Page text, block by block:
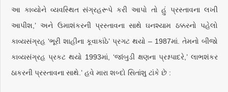
આ કાવ્યોને વ્યવસ્થિત સંગ્રહરૂપે કરી આપો તો હું પ્રસ્તાવના લખી
આપીશ,’ અને ઉમાશંકરની પ્રસ્તાવના સાથે ઘનશ્યામ ઠક્કરનો પહેલો
કાવ્યસંગ્રહ ‘ભૂરી શાહીના કૂવાકાંઠે’ પ્રગટ થયો – 1987માં. તેમનો બીજો
કાવ્યસંગ્રહ પ્રકટ થયો 1993માં, ‘જાંબુડી ક્ષણના પ્રશ્નપાદરે,’ લાભશંકર
ઠાકરની પ્રસ્તાવના સાથે.’ હવે મારા શબ્દો સિતાંશુ ટાંકે છે :